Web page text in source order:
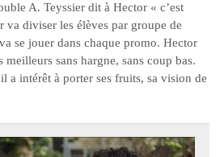
A. Teyssier dit à Hector « c’est
va diviser les élèves par groupe de
se jouer dans chaque promo. Hector
meilleurs sans hargne, sans coup bas.
a intérêt à porter ses fruits, sa vision de